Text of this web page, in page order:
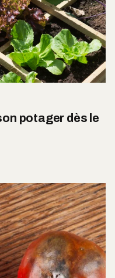
potager dès le